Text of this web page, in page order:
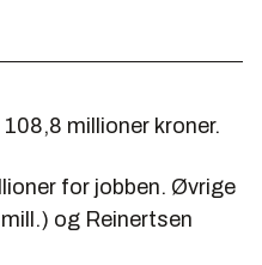
millioner kroner.
for jobben. Øvrige
og Reinertsen